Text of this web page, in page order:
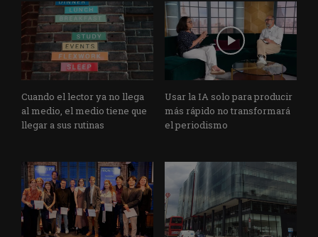
Cuando el lector ya no llega
al medio, el medio tiene que
llegar a sus rutinas
Usar la IA solo para producir
más rápido no transformará
el periodismo